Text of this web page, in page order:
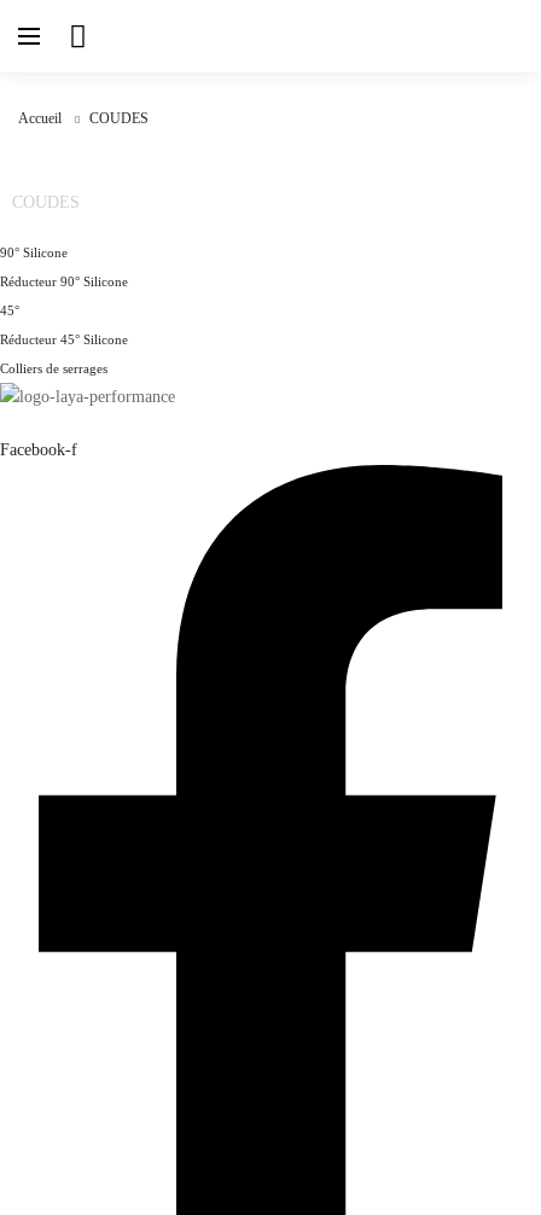
Accueil COUDES
COUDES
90° Silicone
Réducteur 90° Silicone
45°
Réducteur 45° Silicone
Colliers de serrages
Facebook-f